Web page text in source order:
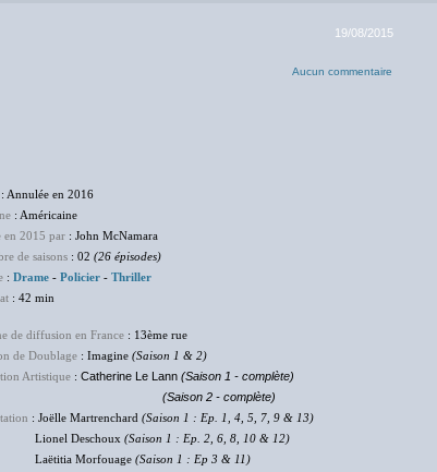
19/08/2015
Aucun commentaire
: Annulée en 2016
: Américaine
en 2015 par : John McNamara
de saisons : 02 (26 épisodes)
: Drame - Policier - Thriller
: 42 min
de diffusion en France : 13ème rue
de Doublage : Imagine (Saison 1 & 2)
Artistique : Catherine Le Lann (Saison 1 - complète)
(Saison 2 - complète)
: Joëlle Martrenchard (Saison 1 : Ep. 1, 4, 5, 7, 9 & 13)
Deschoux (Saison 1 : Ep. 2, 6, 8, 10 & 12)
Morfouage (Saison 1 : Ep 3 & 11)